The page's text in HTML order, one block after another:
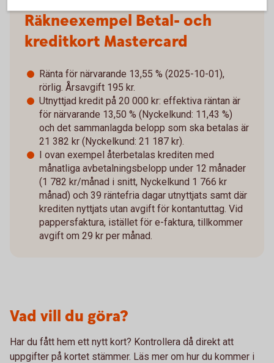
Räkneexempel Betal- och
kreditkort Mastercard
Ränta för närvarande 13,55 % (2025-10-01),
rörlig. Årsavgift 195 kr.
Utnyttjad kredit på 20 000 kr: effektiva räntan är
för närvarande 13,50 % (Nyckelkund: 11,43 %)
och det sammanlagda belopp som ska betalas är
21 382 kr (Nyckelkund: 21 187 kr).
I ovan exempel återbetalas krediten med
månatliga avbetalningsbelopp under 12 månader
(1 782 kr/månad i snitt, Nyckelkund 1 766 kr
månad) och 39 räntefria dagar utnyttjats samt där
krediten nyttjats utan avgift för kontantuttag. Vid
pappersfaktura, istället för e-faktura, tillkommer
avgift om 29 kr per månad.
Vad vill du göra?
Har du fått hem ett nytt kort? Kontrollera då direkt att
uppgifter på kortet stämmer. Läs mer om hur du kommer i